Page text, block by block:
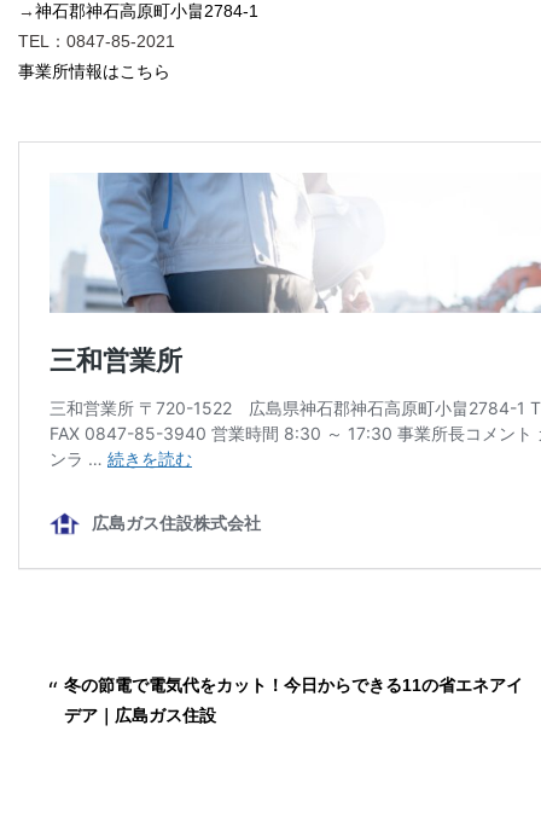
→神石郡神石高原町小畠2784-1
TEL：0847-85-2021
事業所情報はこちら
冬の節電で電気代をカット！今日からできる11の省エネアイ
デア｜広島ガス住設